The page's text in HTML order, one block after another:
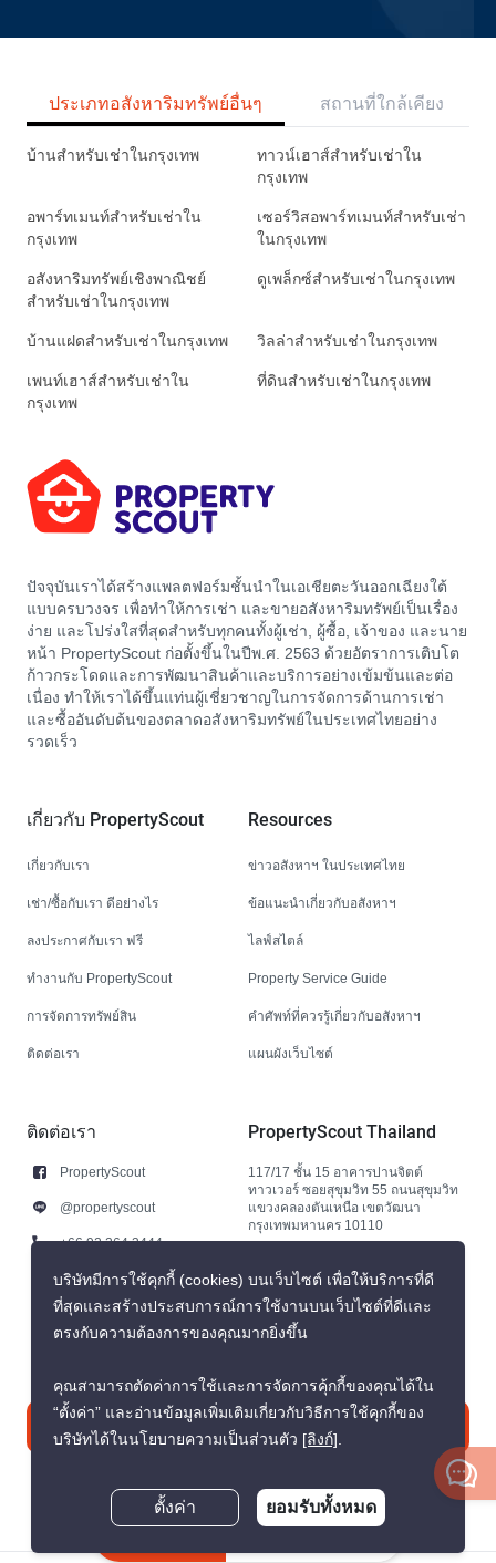
ประเภทอสังหาริมทรัพย์อื่นๆ สถานที่ใกล้เคียง
บ้านสำหรับเช่าในกรุงเทพ
ทาวน์เฮาส์สำหรับเช่าใน
กรุงเทพ
อพาร์ทเมนท์สำหรับเช่าใน
กรุงเทพ
เซอร์วิสอพาร์ทเมนท์สำหรับเช่า
ในกรุงเทพ
อสังหาริมทรัพย์เชิงพาณิชย์
สำหรับเช่าในกรุงเทพ
ดูเพล็กซ์สำหรับเช่าในกรุงเทพ
บ้านแฝดสำหรับเช่าในกรุงเทพ วิลล่าสำหรับเช่าในกรุงเทพ
เพนท์เฮาส์สำหรับเช่าใน
กรุงเทพ
ที่ดินสำหรับเช่าในกรุงเทพ
ปัจจุบันเราได้สร้างแพลตฟอร์มชั้นนำในเอเชียตะวันออกเฉียงใต้
แบบครบวงจร เพื่อทำให้การเช่า และขายอสังหาริมทรัพย์เป็นเรื่อง
ง่าย และโปร่งใสที่สุดสำหรับทุกคนทั้งผู้เช่า, ผู้ซื้อ, เจ้าของ และนาย
หน้า PropertyScout ก่อตั้งขึ้นในปีพ.ศ. 2563 ด้วยอัตราการเติบโต
ก้าวกระโดดและการพัฒนาสินค้าและบริการอย่างเข้มข้นและต่อ
เนื่อง ทำให้เราได้ขึ้นแท่นผู้เชี่ยวชาญในการจัดการด้านการเช่า
และซื้ออันดับต้นของตลาดอสังหาริมทรัพย์ในประเทศไทยอย่าง
รวดเร็ว
เกี่ยวกับ PropertyScout
เกี่ยวกับเรา
เช่า/ซื้อกับเรา ดีอย่างไร
ลงประกาศกับเรา ฟรี
ทำงานกับ PropertyScout
การจัดการทรัพย์สิน
ติดต่อเรา
Resources
ข่าวอสังหาฯ ในประเทศไทย
ข้อแนะนำเกี่ยวกับอสังหาฯ
ไลฟ์สไตล์
Property Service Guide
คำศัพท์ที่ควรรู้เกี่ยวกับอสังหาฯ
แผนผังเว็บไซต์
ติดต่อเรา
PropertyScout
@propertyscout
+66 92 264 3444
+66 92 264 3444
contact@propertyscout.co.th
PropertyScout Thailand
117/17 ชั้น 15 อาคารปานจิตต์
ทาวเวอร์ ซอยสุขุมวิท 55 ถนนสุขุมวิท
แขวงคลองตันเหนือ เขตวัฒนา
กรุงเทพมหานคร 10110
ติดต่อเรา
บริษัทมีการใช้คุกกี้ (cookies) บนเว็บไซต์ เพื่อให้บริการที่ดี
ที่สุดและสร้างประสบการณ์การใช้งานบนเว็บไซต์ที่ดีและ
ตรงกับความต้องการของคุณมากยิ่งขึ้น
คุณสามารถตัดค่าการใช้และการจัดการคุ้กกี้ของคุณได้ใน
“ตั้งค่า” และอ่านข้อมูลเพิ่มเติมเกี่ยวกับวิธีการใช้คุกกี้ของ
บริษัทได้ในนโยบายความเป็นส่วนตัว [ลิงก์].
ตั้งค่า ยอมรับทั้งหมด